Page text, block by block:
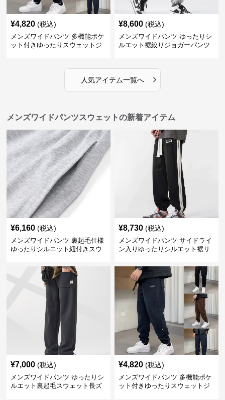
¥4,820 (税込)
メンズワイドパンツ 多機能ポケ
ット付きゆったりスウェットジ
¥8,600 (税込)
メンズワイドパンツ ゆったりシ
ルエット裾絞りジョガーパンツ
人気アイテム一覧へ ›
メンズワイドパンツスウェットの新着アイテム
¥6,160 (税込)
メンズワイドパンツ 裏起毛仕様
ゆったりシルエット紐付きスウ
¥8,730 (税込)
メンズワイドパンツ サイドライ
ン入りゆったりシルエット裾リ
¥7,000 (税込)
メンズワイドパンツ ゆったりシ
ルエット裏起毛スウェット長ズ
¥4,820 (税込)
メンズワイドパンツ 多機能ポケ
ット付きゆったりスウェットジ